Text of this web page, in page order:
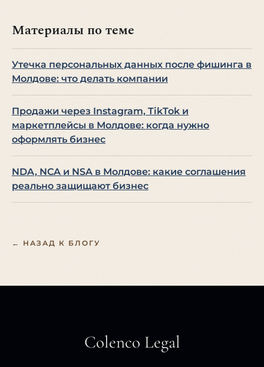
Материалы по теме
Утечка персональных данных после фишинга в
Молдове: что делать компании
Продажи через Instagram, TikTok и
маркетплейсы в Молдове: когда нужно
оформлять бизнес
NDA, NCA и NSA в Молдове: какие соглашения
реально защищают бизнес
← НАЗАД К БЛОГУ
Colenco Legal